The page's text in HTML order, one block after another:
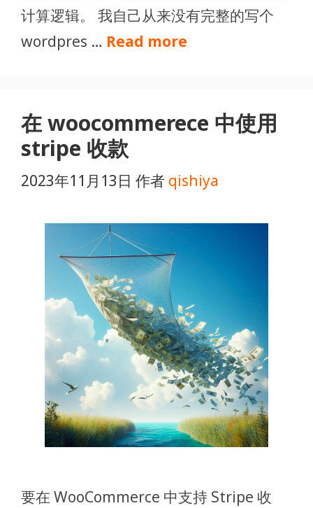
计算逻辑。 我自己从来没有完整的写个
wordpres … Read more
在 woocommerece 中使用
stripe 收款
2023年11月13日 作者 qishiya
要在 WooCommerce 中支持 Stripe 收